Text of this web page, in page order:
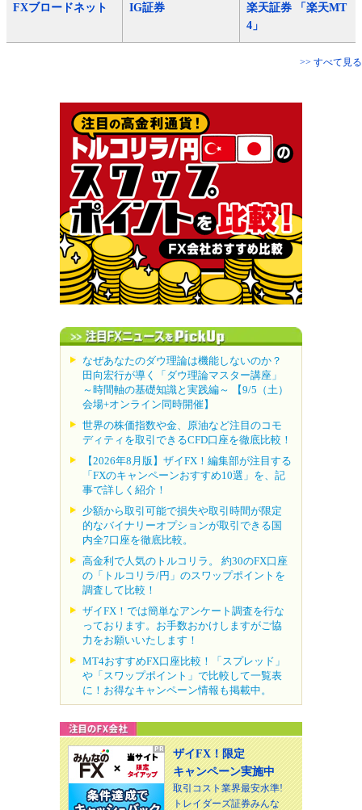
FXブロードネット IG証券
楽天証券 「楽天MT
4」
>> すべて見る
なぜあなたのダウ理論は機能しないのか？
田向宏行が導く「ダウ理論マスター講座」
～時間軸の基礎知識と実践編～ 【9/5（土）
会場+オンライン同時開催】
世界の株価指数や金、原油など注目のコモ
ディティを取引できるCFD口座を徹底比較！
【2026年8月版】ザイFX！編集部が注目する
「FXのキャンペーンおすすめ10選」を、記
事で詳しく紹介！
少額から取引可能で損失や取引時間が限定
的なバイナリーオプションが取引できる国
内全7口座を徹底比較。
高金利で人気のトルコリラ。 約30のFX口座
の「トルコリラ/円」のスワップポイントを
調査して比較！
ザイFX！では簡単なアンケート調査を行な
っております。お手数おかけしますがご協
力をお願いいたします！
MT4おすすめFX口座比較！「スプレッド」
や「スワップポイント」で比較して一覧表
に！お得なキャンペーン情報も掲載中。
ザイFX！限定
キャンペーン実施中
取引コスト業界最安水準!
トレイダーズ証券みんな